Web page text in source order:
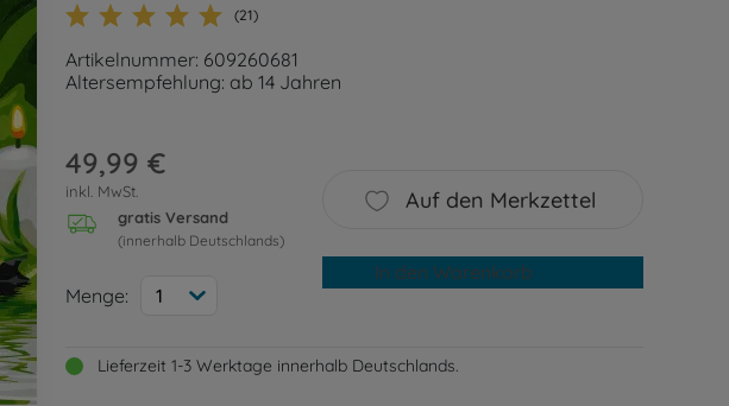
(21)
Artikelnummer: 609260681
Altersempfehlung: ab 14 Jahren
49,99 €
inkl. MwSt.
gratis Versand
(innerhalb Deutschlands)
Menge: 1
Auf den Merkzettel
In den Warenkorb
Lieferzeit 1-3 Werktage innerhalb Deutschlands.